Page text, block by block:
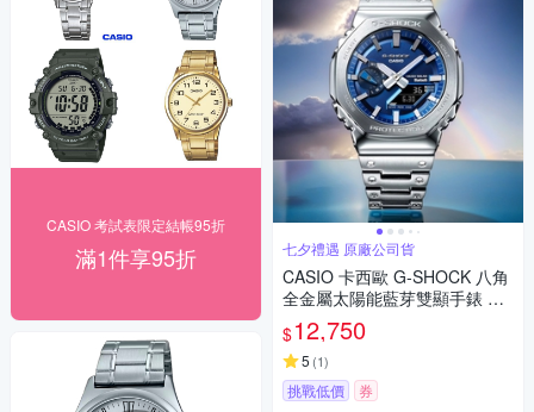
CASIO 考試表限定結帳95折
滿1件享95折 七夕禮遇 原廠公司貨
CASIO 卡西歐 G-SHOCK 八角
全金屬太陽能藍芽雙顯手錶 七
夕寵愛季 送禮推薦 GM-B2100
AD-2A
$12,750
5 (1)
挑戰低價 券